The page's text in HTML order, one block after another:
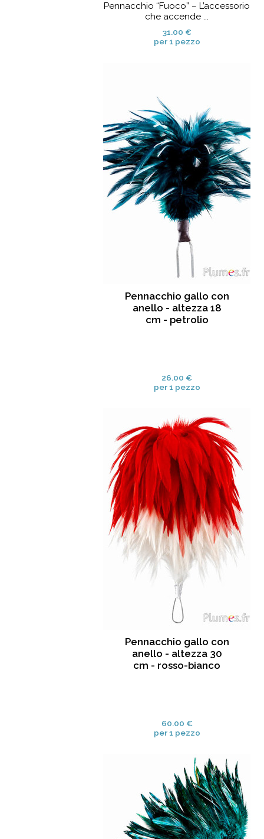
Pennacchio “Fuoco” – L’accessorio
che accende ...
31.00 €
per 1 pezzo
Pennacchio gallo con
anello - altezza 18
cm - petrolio
26.00 €
per 1 pezzo
Pennacchio gallo con
anello - altezza 30
cm - rosso-bianco
60.00 €
per 1 pezzo